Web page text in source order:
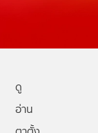
ดู
อ่าน